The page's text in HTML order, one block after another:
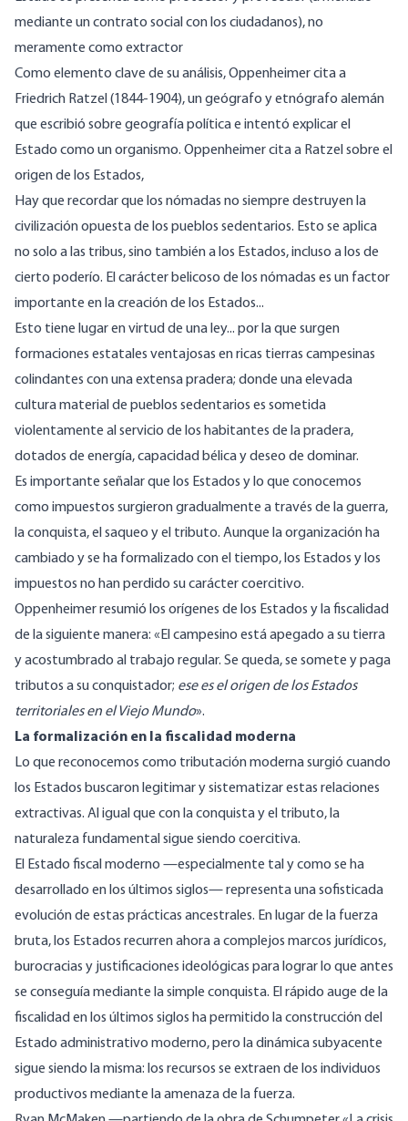
mediante un contrato social con los ciudadanos), no
meramente como extractor
Como elemento clave de su análisis, Oppenheimer cita a
Friedrich Ratzel (1844-1904), un geógrafo y etnógrafo alemán
que escribió sobre geografía política e intentó explicar el
Estado como un organismo. Oppenheimercitaa Ratzel sobre el
origen de los Estados,
Hay que recordar que los nómadas no siempre destruyen la
civilización opuesta de los pueblos sedentarios. Esto se aplica
no solo a las tribus, sino también a los Estados, incluso a los de
cierto poderío. El carácter belicoso de los nómadas es un factor
importante en la creación de los Estados...
Esto tiene lugar en virtud de una ley... por la que surgen
formaciones estatales ventajosas en ricas tierras campesinas
colindantes con una extensa pradera; donde una elevada
cultura material de pueblos sedentarios es sometida
violentamente al servicio de los habitantes de la pradera,
dotados de energía, capacidad bélica y deseo de dominar.
Es importante señalar que los Estados y lo que conocemos
como impuestos surgieron gradualmente a través de la guerra,
la conquista, el saqueo y el tributo. Aunque la organización ha
cambiado y se ha formalizado con el tiempo, los Estados y los
impuestos no han perdido su carácter coercitivo.
Oppenheimerresumió los orígenes de los Estados y la fiscalidad
de la siguiente manera: «El campesino está apegado a su tierra
y acostumbrado al trabajo regular. Se queda, se somete y paga
tributos a su conquistador; ese es el origen de los Estados
territoriales en el Viejo Mundo».
La formalización en la fiscalidad moderna
Lo que reconocemos como tributación moderna surgió cuando
los Estados buscaron legitimar y sistematizar estas relaciones
extractivas. Al igual que con la conquista y el tributo, la
naturaleza fundamental sigue siendo coercitiva.
El Estado fiscal moderno —especialmente tal y como se ha
desarrollado en los últimos siglos— representa una sofisticada
evolución de estas prácticas ancestrales. En lugar de la fuerza
bruta, los Estados recurren ahora a complejos marcos jurídicos,
burocracias y justificaciones ideológicas para lograr lo que antes
se conseguía mediante la simple conquista. El rápido auge de la
fiscalidad en los últimos siglos ha permitido la construcción del
Estado administrativo moderno, pero la dinámica subyacente
sigue siendo la misma: los recursos se extraen de los individuos
productivos mediante la amenaza de la fuerza.